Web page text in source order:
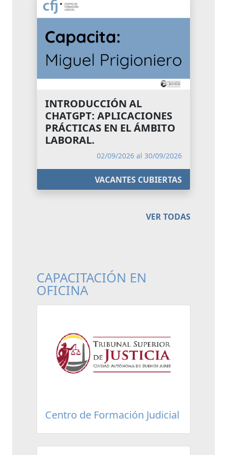
INTRODUCCIÓN AL
CHATGPT: APLICACIONES
PRÁCTICAS EN EL ÁMBITO
LABORAL.
02/09/2026 al 30/09/2026
VACANTES CUBIERTAS
VER TODAS
CAPACITACIÓN EN
OFICINA
Centro de Formación Judicial